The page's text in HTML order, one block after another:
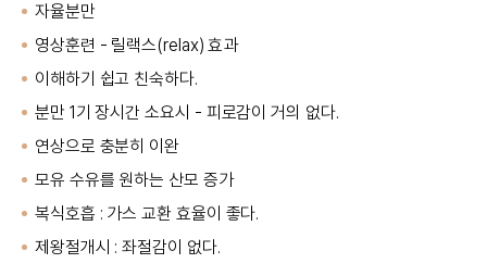
자율분만
영상훈련 - 릴랙스(relax) 효과
이해하기 쉽고 친숙하다.
분만 1기 장시간 소요시 - 피로감이 거의 없다.
연상으로 충분히 이완
모유 수유를 원하는 산모 증가
복식호흡 : 가스 교환 효율이 좋다.
제왕절개시 : 좌절감이 없다.